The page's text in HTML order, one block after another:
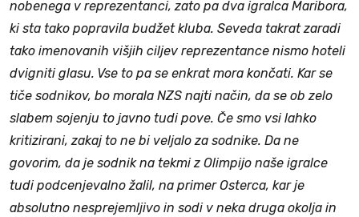
nobenega v reprezentanci, zato pa dva igralca Maribora,
ki sta tako popravila budžet kluba. Seveda takrat zaradi
tako imenovanih višjih ciljev reprezentance nismo hoteli
dvigniti glasu. Vse to pa se enkrat mora končati. Kar se
tiče sodnikov, bo morala NZS najti način, da se ob zelo
slabem sojenju to javno tudi pove. Če smo vsi lahko
kritizirani, zakaj to ne bi veljalo za sodnike. Da ne
govorim, da je sodnik na tekmi z Olimpijo naše igralce
tudi podcenjevalno žalil, na primer Osterca, kar je
absolutno nesprejemljivo in sodi v neka druga okolja in